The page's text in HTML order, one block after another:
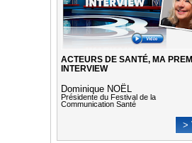
ACTEURS DE SANTÉ, MA
INTERVIEW
Dominique NOËL
Présidente du Festival de la
Communication Santé
>